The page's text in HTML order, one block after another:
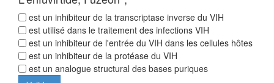
est un inhibiteur de la transcriptase inverse du VIH
est utilisé dans le traitement des infections VIH
est un inhibiteur de l'entrée du VIH dans les cellules hôtes
est un inhibiteur de la protéase du VIH
est un analogue structural des bases puriques